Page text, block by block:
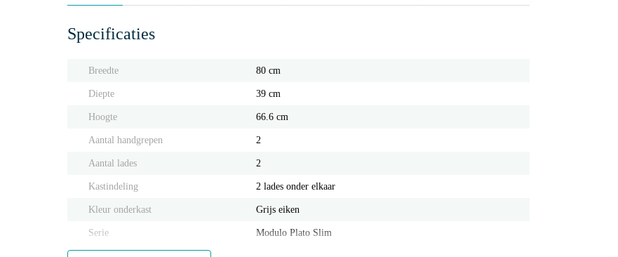
Specificaties
Breedte 80 cm
Diepte 39 cm
Hoogte 66.6 cm
Aantal handgrepen 2
Aantal lades 2
Kastindeling 2 lades onder elkaar
Kleur onderkast Grijs eiken
Serie Modulo Plato Slim